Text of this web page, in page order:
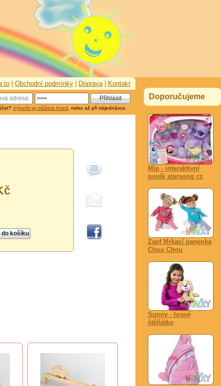
Doporučujeme
Mlp - interaktivní
poník starsong cz
Zapf Mrkací panenka
Chou Chou
Sunny - hravé
štěňátko
to Obchodní podmínky Doprava| Kontakt
Vytvořit jej můžete hned , nebo až při objednávce.